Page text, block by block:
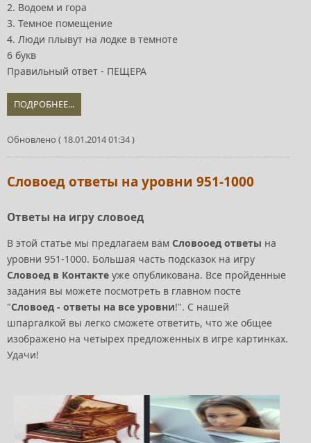
2. Водоем и гора
3. Темное помещение
4. Люди плывут на лодке в темноте
6 букв
Правильный ответ - ПЕЩЕРА
ПОДРОБНЕЕ...
Обновлено ( 18.01.2014 01:34 )
Словоед ответы на уровни 951-1000
Ответы на игру словоед
В этой статье мы предлагаем вам Словооед ответы на
уровни 951-1000. Большая часть подсказок на игру
Словоед в Контакте уже опубликована. Все пройденные
задания вы можете посмотреть в главном посте
"Словоед - ответы на все уровни!". С нашей
шпаргалкой вы легко сможете ответить, что же общее
изображено на четырех предложенных в игре картинках.
Удачи!